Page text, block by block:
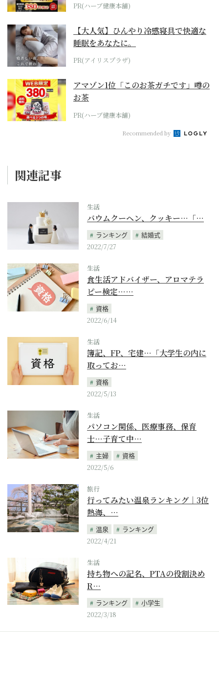
PR(ハーブ健康本舗)
【大人気】ひんやり冷感寝具で快適な
睡眠をあなたに。
PR(アイリスプラザ)
アマゾン1位「このお茶ガチです」噂の
お茶
PR(ハーブ健康本舗)
Recommended by
関連記事
生活
バウムクーヘン、クッキー…「…
ランキング
結婚式
2022/7/27
生活
食生活アドバイザー、アロマテラ
ピー検定……
資格
2022/6/14
生活
簿記、FP、宅建…「大学生の内に
取ってお…
資格
2022/5/13
生活
パソコン関係、医療事務、保育
士…子育て中…
主婦
資格
2022/5/6
旅行
行ってみたい温泉ランキング｜3位
熱海、…
温泉
ランキング
2022/4/21
生活
持ち物への記名、PTAの役割決め
R…
ランキング
小学生
2022/3/18